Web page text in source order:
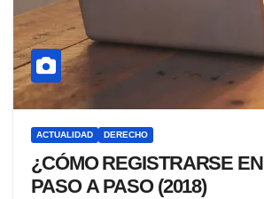
ACTUALIDAD DERECHO
¿CÓMO REGISTRARSE EN YOONLA?
PASO A PASO (2018)